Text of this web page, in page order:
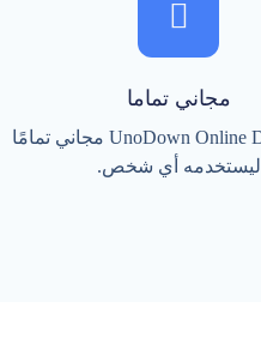
مجاني تماما
UnoDown Online Downloader مجاني تمامًا
ليستخدمه أي شخص.